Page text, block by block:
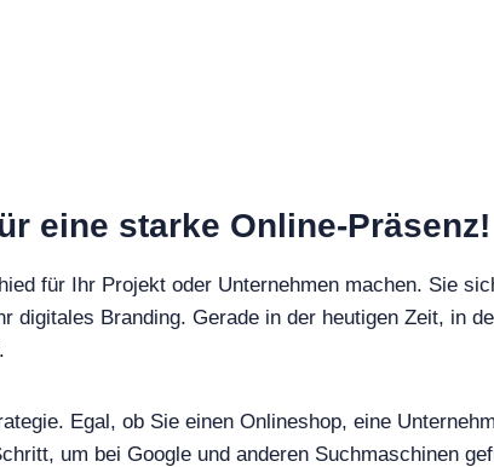
eine starke Online-Präsenz!
für Ihr Projekt oder Unternehmen machen. Sie
Branding. Gerade in der heutigen Zeit, in
Egal, ob Sie einen Onlineshop, eine
um bei Google und anderen Suchmaschinen